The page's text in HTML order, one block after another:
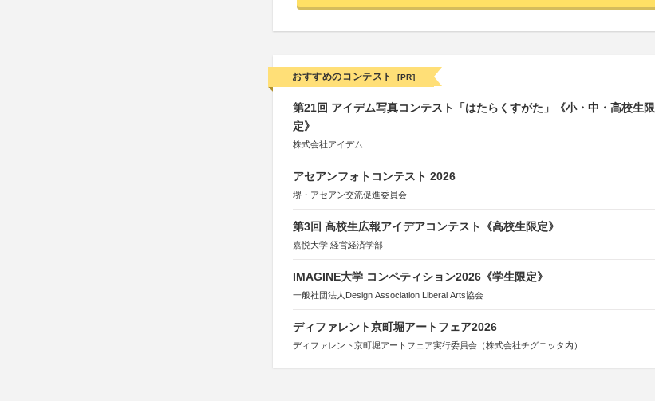
おすすめのコンテスト [PR]
第21回 アイデム写真コンテスト「はたらくすがた」《小・中・高校生限
定》
株式会社アイデム
アセアンフォトコンテスト 2026
堺・アセアン交流促進委員会
第3回 高校生広報アイデアコンテスト《高校生限定》
嘉悦大学 経営経済学部
IMAGINE大学 コンペティション2026《学生限定》
一般社団法人Design Association Liberal Arts協会
ディファレント京町堀アートフェア2026
ディファレント京町堀アートフェア実行委員会（株式会社チグニッタ内）